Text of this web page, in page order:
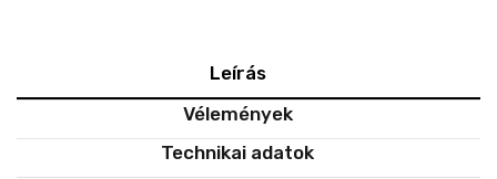
Leírás
Vélemények
Technikai adatok